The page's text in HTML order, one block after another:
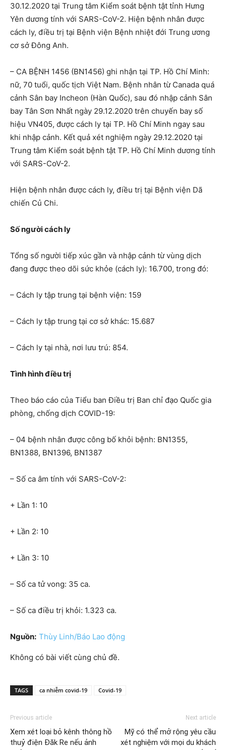
30.12.2020 tại Trung tâm Kiểm soát bệnh tật tỉnh Hưng
Yên dương tính với SARS-CoV-2. Hiện bệnh nhân được
cách ly, điều trị tại Bệnh viện Bệnh nhiệt đới Trung ương
cơ sở Đông Anh.
– CA BỆNH 1456 (BN1456) ghi nhận tại TP. Hồ Chí Minh:
nữ, 70 tuổi, quốc tịch Việt Nam. Bệnh nhân từ Canada quá
cảnh Sân bay Incheon (Hàn Quốc), sau đó nhập cảnh Sân
bay Tân Sơn Nhất ngày 29.12.2020 trên chuyến bay số
hiệu VN405, được cách ly tại TP. Hồ Chí Minh ngay sau
khi nhập cảnh. Kết quả xét nghiệm ngày 29.12.2020 tại
Trung tâm Kiểm soát bệnh tật TP. Hồ Chí Minh dương tính
với SARS-CoV-2.
Hiện bệnh nhân được cách ly, điều trị tại Bệnh viện Dã
chiến Củ Chi.
Số người cách ly
Tổng số người tiếp xúc gần và nhập cảnh từ vùng dịch
đang được theo dõi sức khỏe (cách ly): 16.700, trong đó:
– Cách ly tập trung tại bệnh viện: 159
– Cách ly tập trung tại cơ sở khác: 15.687
– Cách ly tại nhà, nơi lưu trú: 854.
Tình hình điều trị
Theo báo cáo của Tiểu ban Điều trị Ban chỉ đạo Quốc gia
phòng, chống dịch COVID-19:
– 04 bệnh nhân được công bố khỏi bệnh: BN1355,
BN1388, BN1396, BN1387
– Số ca âm tính với SARS-CoV-2:
+ Lần 1: 10
+ Lần 2: 10
+ Lần 3: 10
– Số ca tử vong: 35 ca.
– Số ca điều trị khỏi: 1.323 ca.
Nguồn: Thùy Linh/Báo Lao động
Không có bài viết cùng chủ đề.
TAGS ca nhiễm covid-19 Covid-19
Previous article
Xem xét loại bỏ kênh thông hồ
thuỷ điện Đăk Re nếu ảnh
Next article
Mỹ có thể mở rộng yêu cầu
xét nghiệm với mọi du khách